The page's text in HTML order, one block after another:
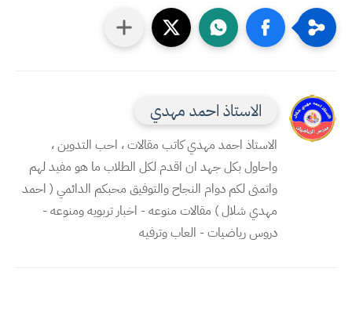
الاستاذ احمد مهدي
الاستاذ احمد مهدي كاتب مقالات ، احب التدوين ،
واحاول بكل جهد ان اقدم لكل الطلاب ما هو مفيد لهم
واتمنى لكم دوام النجاح والتوفيق محبكم الدائمي ( احمد
مهدي شلال ) مقالات منوعه - اخبار تربويه ومنوعه -
دروس رياضيات - العاب وترفيه